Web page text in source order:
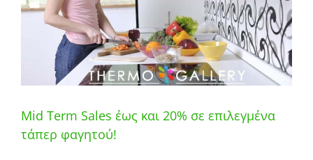
Mid Term Sales έως και 20% σε επιλεγμένα
τάπερ φαγητού!